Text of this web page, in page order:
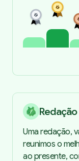
Redação
Uma redação,
reunimos o
ao presente,